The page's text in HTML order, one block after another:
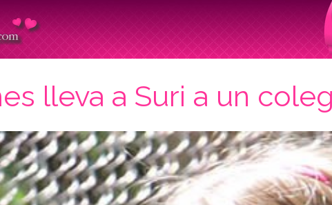
lleva a Suri a un